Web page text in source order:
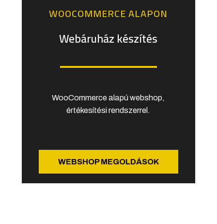
WOOCOMMERCE ALAPON
Webáruház készítés
WooCommerce alapú webshop,
értékesítési rendszerrel.
WEBSHOP MEGOLDÁSOK